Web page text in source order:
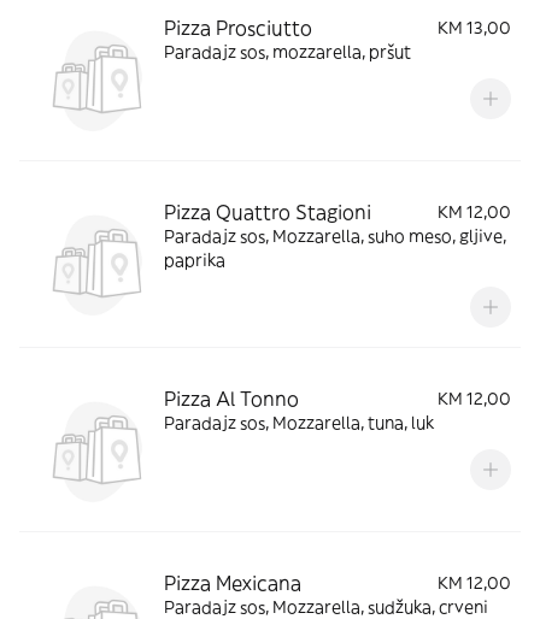
Pizza Prosciutto
KM 13,00
Paradajz sos, mozzarella, pršut
Pizza Quattro Stagioni
KM 12,00
Paradajz sos, Mozzarella, suho meso, gljive,
paprika
Pizza Al Tonno
KM 12,00
Paradajz sos, Mozzarella, tuna, luk
Pizza Mexicana
KM 12,00
Paradajz sos, Mozzarella, sudžuka, crveni